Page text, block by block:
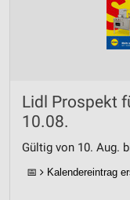
Lidl Prospekt
10.08.
Gültig von 10. Aug.
📅 Kalendereintrag
Entwicklung und
Verwendung
Verwendung
Geräte anhand von